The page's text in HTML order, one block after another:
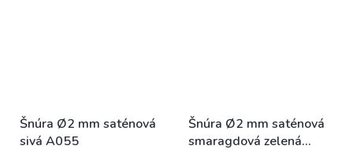
Šnúra Ø2 mm saténová
sivá A055
Šnúra Ø2 mm saténová
smaragdová zelená